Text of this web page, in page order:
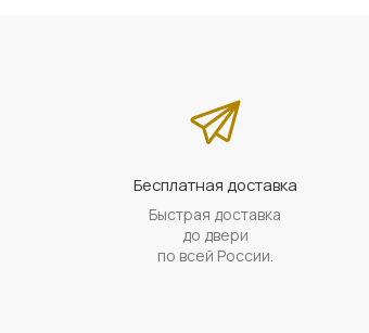
Бесплатная доставка
Быстрая доставка
до двери
по всей России.